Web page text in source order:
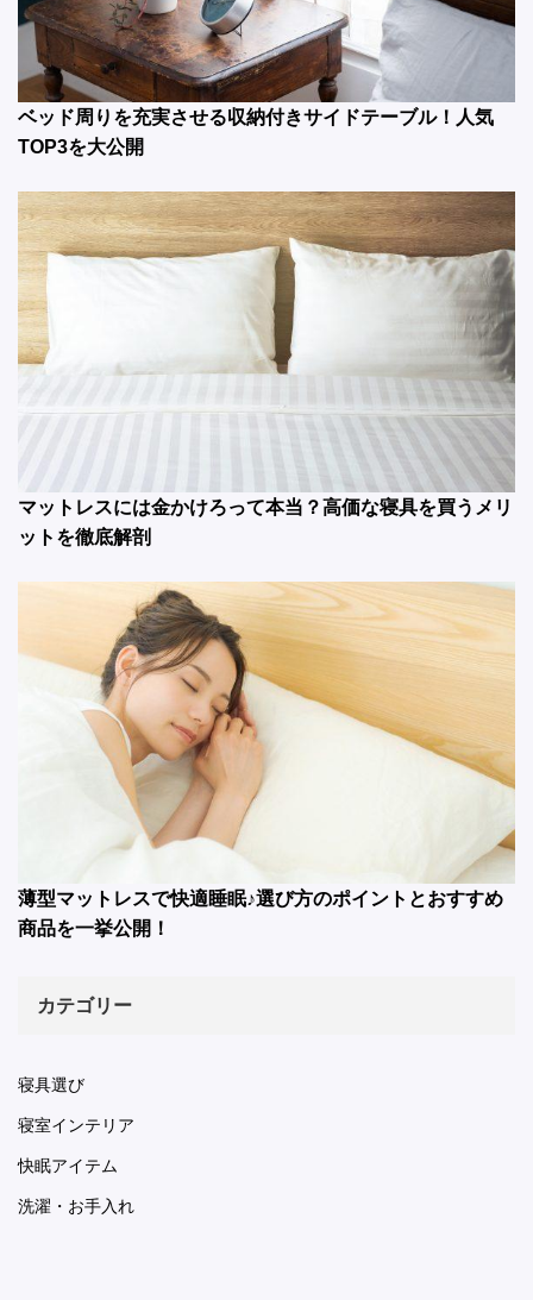
ベッド周りを充実させる収納付きサイドテーブル！人気
TOP3を大公開
マットレスには金かけろって本当？高価な寝具を買うメリ
ットを徹底解剖
薄型マットレスで快適睡眠♪選び方のポイントとおすすめ
商品を一挙公開！
カテゴリー
寝具選び
寝室インテリア
快眠アイテム
洗濯・お手入れ